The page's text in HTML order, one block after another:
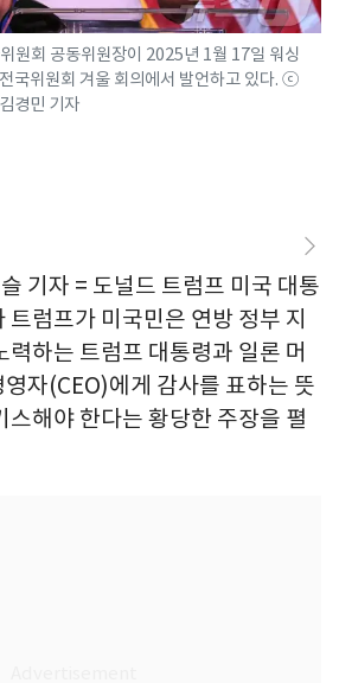
원회 공동위원장이 2025년 1월 17일 워싱
국위원회 겨울 회의에서 발언하고 있다. ⓒ
경민 기자
기자 = 도널드 트럼프 미국 대통
트럼프가 미국민은 연방 정부 지
력하는 트럼프 대통령과 일론 머
자(CEO)에게 감사를 표하는 뜻
스해야 한다는 황당한 주장을 펼